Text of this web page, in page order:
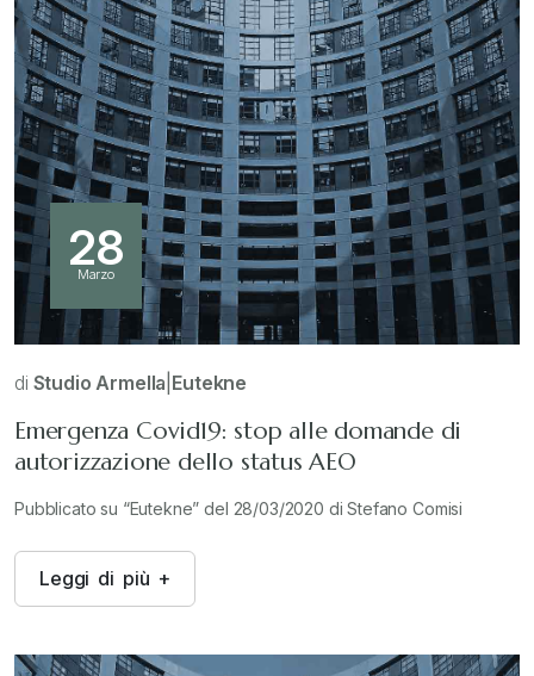
28
Marzo
di Studio Armella Eutekne
Emergenza Covid19: stop alle domande di
autorizzazione dello status AEO
Pubblicato su “Eutekne” del 28/03/2020 di Stefano Comisi
Leggi di più +